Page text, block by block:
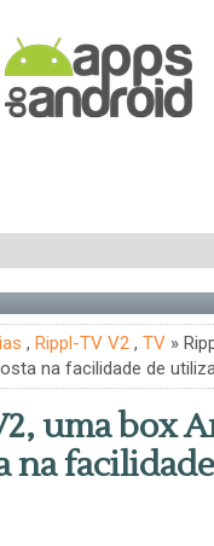
, Rippl-TV V2 , TV »
na facilidade de
uma box
na